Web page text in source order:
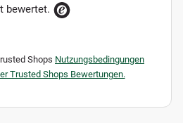
bewertet.
Shops Nutzungsbedingungen
Trusted Shops Bewertungen.